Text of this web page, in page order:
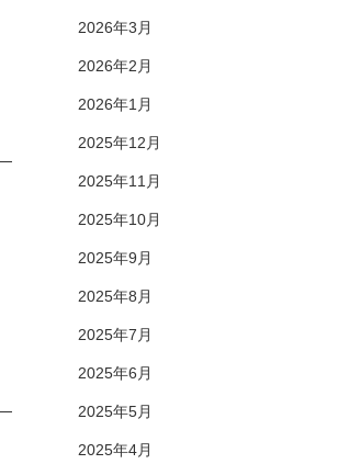
2026年3月
2026年2月
2026年1月
2025年12月
2025年11月
2025年10月
2025年9月
2025年8月
2025年7月
2025年6月
2025年5月
2025年4月